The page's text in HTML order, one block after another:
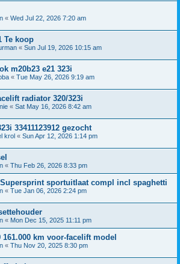
« Wed Jul 22, 2026 7:20 am
Te koop
« Sun Jul 19, 2026 10:15 am
m20b23 e21 323i
« Tue May 26, 2026 9:19 am
radiator 320/323i
« Sat May 16, 2026 8:42 am
33411123912 gezocht
krol « Sun Apr 12, 2026 1:14 pm
« Thu Feb 26, 2026 8:33 pm
Supersprint sportuitlaat compl incl spaghetti
« Tue Jan 06, 2026 2:24 pm
« Mon Dec 15, 2025 11:11 pm
161.000 km voor-facelift model
« Thu Nov 20, 2025 8:30 pm